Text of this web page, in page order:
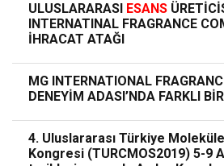
ULUSLARARASI ESANS
INTERNATINAL FRAGRANCE
İHRACAT ATAĞI
MG INTERNATIONAL
DENEYİM ADASI’NDA FARKLI
4. Uluslararası Türkiye
Kongresi (TURCMOS2019) 5-9